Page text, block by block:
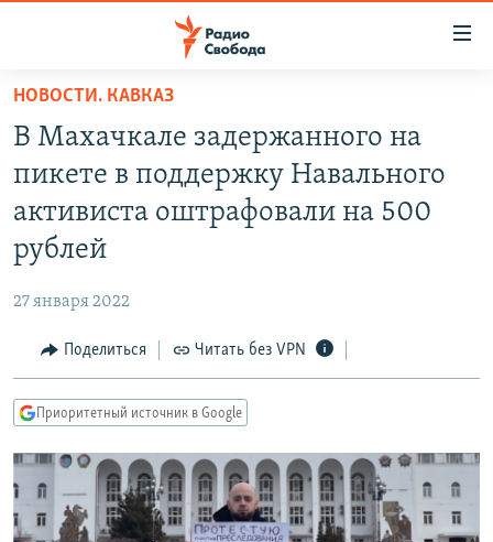
упрощенного
доступа
основному
содержанию
Вернутся
навигации
Вернутся
ЦИТАТЫ СВОБОДЫ
КУЛЬТУРА
IDEL.РЕАЛИИ
КАВКАЗ.РЕАЛИИ
СИБИРЬ.РЕАЛИИ
РАСПИСАНИЕ ВЕЩАНИЯ
НОВОСТИ. КАВКАЗ
В Махачкале задержанного на
пикете в поддержку Навального
активиста оштрафовали на 500
рублей
27 января 2022
Поделиться Читать без VPN
Приоритетный источник в Google